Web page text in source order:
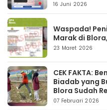
16 Juni 2026
Waspada!
Marak di
23 Maret 2026
CEK FAKTA:
Biadab yang
Blora Sudah
07 Februari 2026